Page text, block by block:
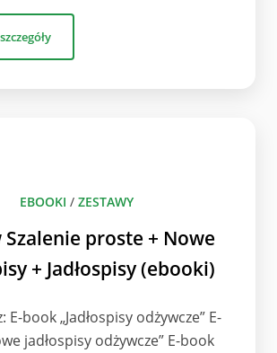
EBOOKI / ZESTAWY
Szalenie proste + Nowe
+ Jadłospisy (ebooki)
E-book „Jadłospisy odżywcze” E-
jadłospisy odżywcze” E-book